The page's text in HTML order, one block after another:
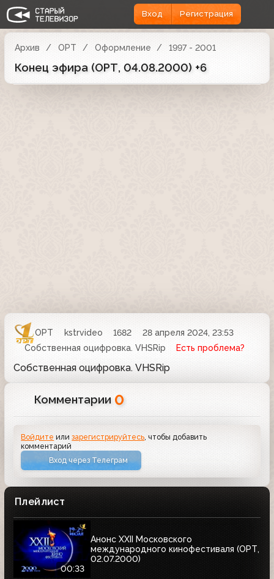
Вход Регистрация
Архив ОРТ Оформление 1997 - 2001
Конец эфира (ОРТ, 04.08.2000) +6
ОРТ kstrvideo 1682
28 апреля 2024, 23:53
Собственная оцифровка. VHSRip
Есть проблема?
Собственная оцифровка. VHSRip
Комментарии 0
Войдите илизарегистрируйтесь , чтобы добавить
комментарий
Вход через Телеграм
Плейлист
00:33
Анонс XXII Московского
международного кинофестиваля (ОРТ,
02.07.2000)